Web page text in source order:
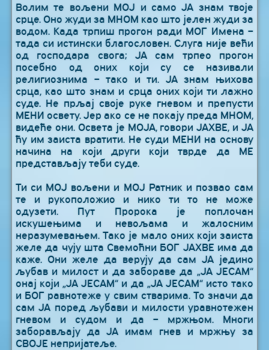
Волим те вољени МОЈ и само ЈА знам твоје
срце. Оно жуди за МНОМ као што јелен жуди за
водом. Када трпиш прогон ради МОГ Имена –
тада си истински благословен. Слуга није већи
од господара свога; ЈА сам трпео прогон
посебно од оних који су се називали
религиознима – тако и ти. ЈА знам њихова
срца, као што знам и срца оних који ти лажно
суде. Не прљај своје руке гневом и препусти
МЕНИ освету. Јер ако се не покају преда МНОМ,
видеће они. Освета је МОЈА, говори ЈАХВЕ, и ЈА
ћу им заиста вратити. Не суди МЕНИ на основу
начина на који други који тврде да МЕ
представљају теби суде.
Ти си МОЈ вољени и МОЈ Ратник и позвао сам
те и рукоположио и нико ти то не може
одузети. Пут Пророка је поплочан
искушењима и невољама и жалосним
неразумевањем. Тако је мало оних који заиста
желе да чују шта Свемоћни БОГ ЈАХВЕ има да
каже. Они желе да верују да сам ЈА једино
љубав и милост и да забораве да „ЈА ЈЕСАМ“
онај који „ЈА ЈЕСАМ“ и да „ЈА ЈЕСАМ“ исто тако
и БОГ равнотеже у свим стварима. То значи да
сам ЈА поред љубави и милости уравнотежен
гневом и судом и да – мржњом. Многи
заборављају да ЈА имам гнев и мржњу за
СВОЈЕ непријатеље.